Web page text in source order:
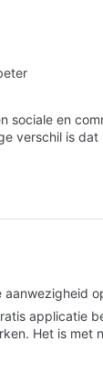
sociale en
verschil is
aanwezigheid
applicatie
Het is met